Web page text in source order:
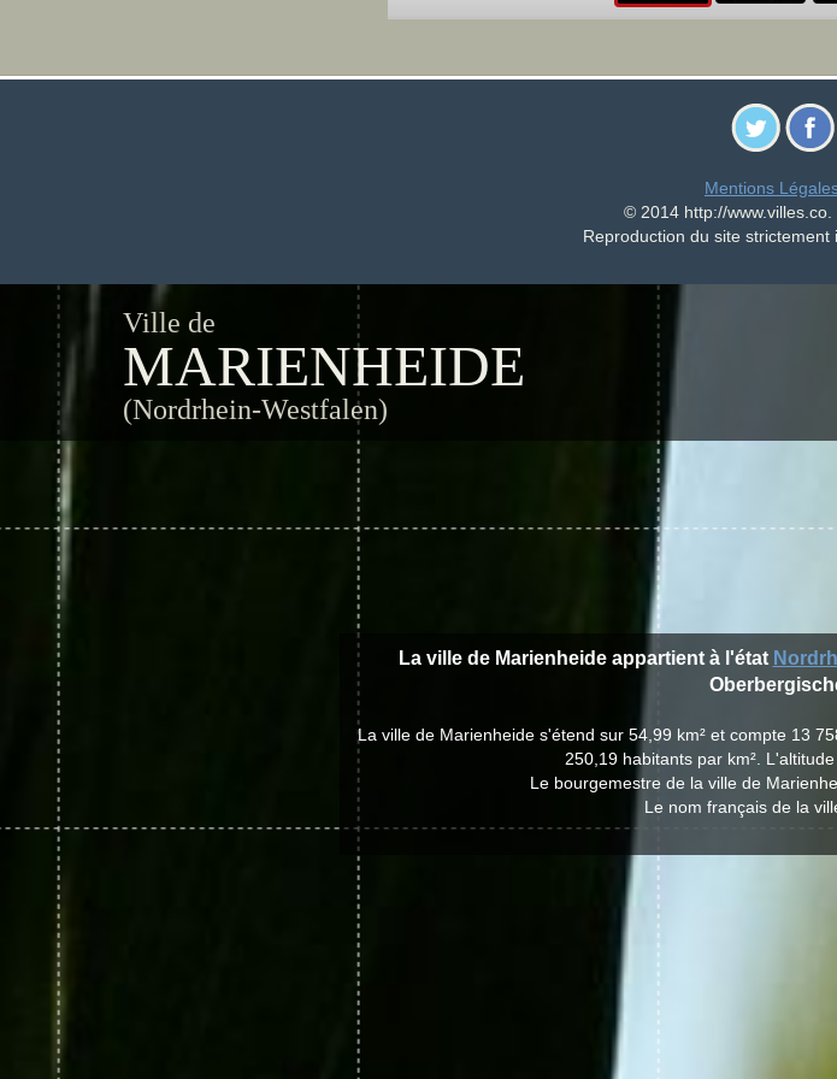
Mentions
© 2014 http://www.villes.co.
Reproduction du site strictement
Ville de
MARIENHEIDE
(Nordrhein-Westfalen)
La ville de Marienheide appartient à l'état
La ville de Marienheide s'étend sur 54,99 km² et compte 13
250,19 habitants par km².
Le bourgemestre de la ville de
Le nom français de la